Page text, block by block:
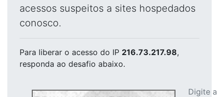
acessos suspeitos a sites hospedados
conosco.
Para liberar o acesso do IP 216.73.217.98,
responda ao desafio abaixo.
Digite